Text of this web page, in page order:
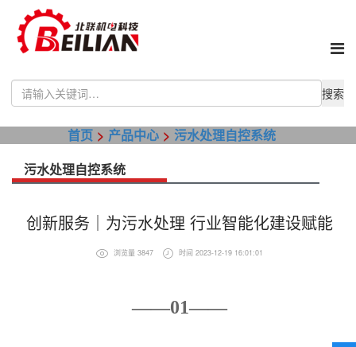
Use
the
arrows
to
result.
首页 产品中心
污水处理自控系统
污水处理自控系统
创新服务｜为污水处理 行业智能化建设赋能
浏览量 3847 时间 2023-12-19 16:01:01
——01——